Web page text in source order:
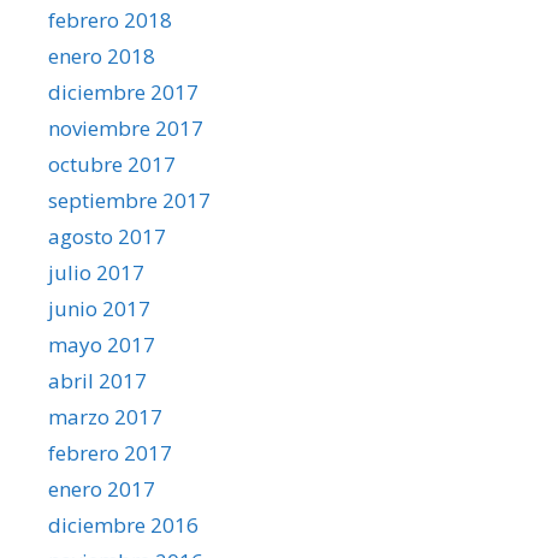
febrero 2018
enero 2018
diciembre 2017
noviembre 2017
octubre 2017
septiembre 2017
agosto 2017
julio 2017
junio 2017
mayo 2017
abril 2017
marzo 2017
febrero 2017
enero 2017
diciembre 2016